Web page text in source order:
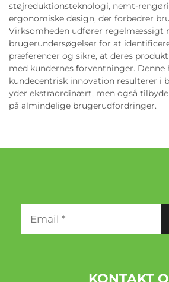
støjreduktionsteknologi, nemt-
ergonomiske design, der forbedrer
Virksomheden udfører regelmæssigt
brugerundersøgelser for at
præferencer og sikre, at deres
med kundernes forventninger. Denne
kundecentrisk innovation resulterer i
yder ekstraordinært, men også
på almindelige brugerudfordringer.